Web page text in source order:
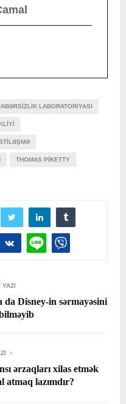
LABORATORIYASI
THOMAS PIKETTY
da Disney-in sərmayəsini
ərzaqları xilas etmək
atmaq lazımdır?